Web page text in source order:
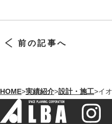
HOME>実績紹介>設計・施工>イ
前の記事へ